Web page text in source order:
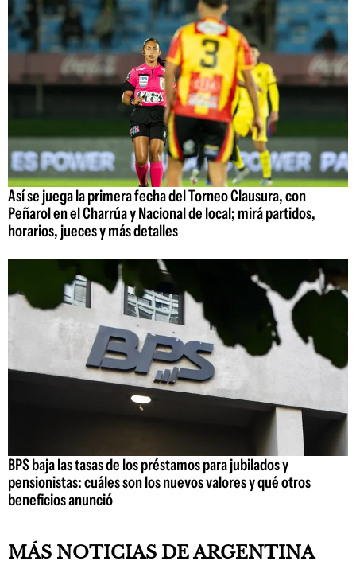
Así se juega la primera fecha del Torneo Clausura, con
Peñarol en el Charrúa y Nacional de local; mirá partidos,
horarios, jueces y más detalles
BPS baja las tasas de los préstamos para jubilados y
pensionistas: cuáles son los nuevos valores y qué otros
beneficios anunció
MÁS NOTICIAS DE ARGENTINA